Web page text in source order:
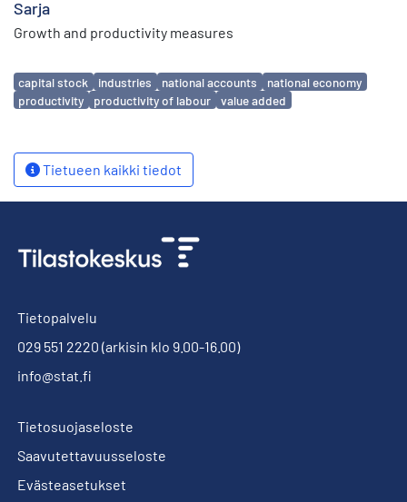
Sarja
Growth and productivity measures
Avainsanat
capital stock industries national accounts
national economy
productivity
productivity of labour value added
Tietueen kaikki tiedot
Tietopalvelu
029 551 2220 (arkisin klo 9.00-16.00)
info@stat.fi
Tietosuojaseloste
Saavutettavuusseloste
Evästeasetukset